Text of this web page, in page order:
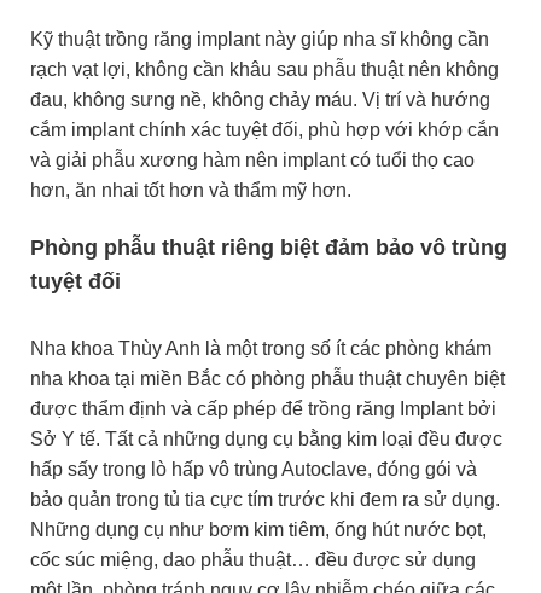
Kỹ thuật trồng răng implant này giúp nha sĩ không cần
rạch vạt lợi, không cần khâu sau phẫu thuật nên không
đau, không sưng nề, không chảy máu. Vị trí và hướng
cắm implant chính xác tuyệt đối, phù hợp với khớp cắn
và giải phẫu xương hàm nên implant có tuổi thọ cao
hơn, ăn nhai tốt hơn và thẩm mỹ hơn.
Phòng phẫu thuật riêng biệt đảm bảo vô trùng
tuyệt đối
Nha khoa Thùy Anh là một trong số ít các phòng khám
nha khoa tại miền Bắc có phòng phẫu thuật chuyên biệt
được thẩm định và cấp phép để trồng răng Implant bởi
Sở Y tế. Tất cả những dụng cụ bằng kim loại đều được
hấp sấy trong lò hấp vô trùng Autoclave, đóng gói và
bảo quản trong tủ tia cực tím trước khi đem ra sử dụng.
Những dụng cụ như bơm kim tiêm, ống hút nước bọt,
cốc súc miệng, dao phẫu thuật… đều được sử dụng